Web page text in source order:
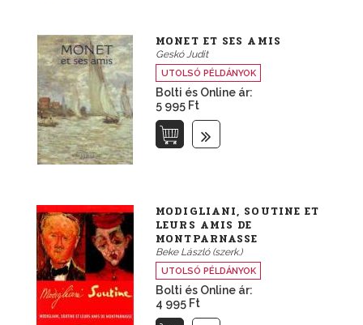
MONET ET SES AMIS
Geskó Judit
UTOLSÓ PÉLDÁNYOK
Bolti és Online ár:
5 995 Ft
MODIGLIANI, SOUTINE ET
LEURS AMIS DE
MONTPARNASSE
Beke László (szerk.)
UTOLSÓ PÉLDÁNYOK
Bolti és Online ár:
4 995 Ft